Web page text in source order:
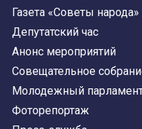
Газета «Советы народа»
Депутатский час
Анонс мероприятий
Совещательное
Молодежный
Фоторепортаж